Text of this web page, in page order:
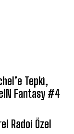
Tepki,
Fantasy #4
Radoi Özel